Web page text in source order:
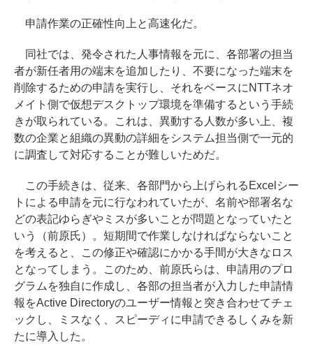
申請作業の正確性向上と高速化だ。
同社では、発令された人事情報を元に、各部署の担当
者が新任者用の端末を追加したり、不要になった端末を
削除するための申請を実行し、それをベースにNTTネオ
メイト側で仮想デスクトップ環境を準備するという手続
きが取られている。これは、異動する人数が多い上、複
数の企業と組織の異動の詳細をシステム担当側で一元的
に調査して対応することが難しいためだ。
この手続きは、従来、各部門から上げられるExcelシー
トによる申請を元に行なわれていたが、名前や部署名な
どの表記ゆらぎやミスが多いことが問題となっていたと
いう（前原氏）。短期間で作業しなければならないこと
を考えると、この修正や確認にかかる手間が大きなロス
となってしまう。このため、前原氏らは、申請用のプロ
グラムを独自に作成し、各部の担当者が入力した申請情
報をActive Directoryのユーザー情報と突き合わせてチェ
ックし、ミスなく、スピーディに申請できるしくみを新
たに導入した。